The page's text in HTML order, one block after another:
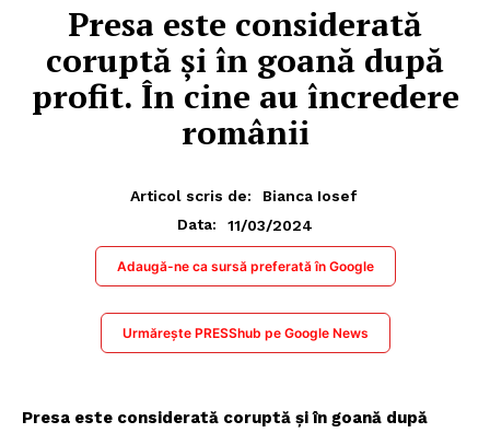
Presa este considerată
coruptă și în goană după
profit. În cine au încredere
românii
Articol scris de:
Bianca Iosef
Data:
11/03/2024
Adaugă-ne ca sursă preferată în Google
Urmărește PRESShub pe Google News
Presa este considerată coruptă și în goană după